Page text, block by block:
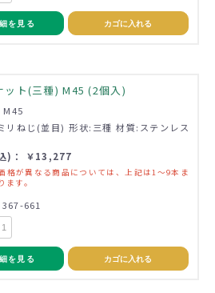
を見る カゴに入れる
ト(三種) M45 (2個入)
M45
リねじ(並目) 形状:三種 材質:ステンレス
)： ￥13,277
格が異なる商品については、上記は1～9本ま
す。
661
を見る カゴに入れる